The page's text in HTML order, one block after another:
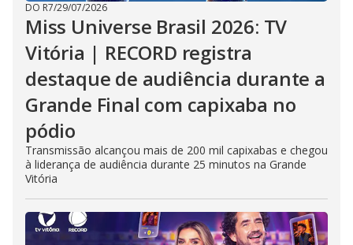
DO R7/29/07/2026
Miss Universe Brasil 2026: TV
Vitória | RECORD registra
destaque de audiência durante a
Grande Final com capixaba no
pódio
Transmissão alcançou mais de 200 mil capixabas e chegou
à liderança de audiência durante 25 minutos na Grande
Vitória